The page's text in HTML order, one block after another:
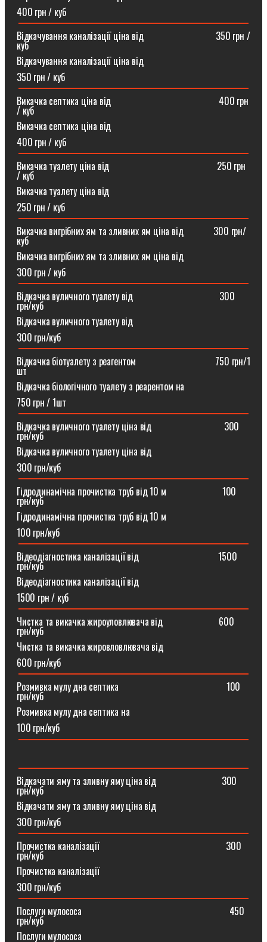
400 грн / куб
Відкачування каналізації ціна від ⠀⠀⠀⠀⠀⠀⠀⠀⠀⠀350 грн /
куб
Відкачування каналізації ціна від
350 грн / куб
Викачка септика ціна від ⠀⠀⠀⠀⠀⠀⠀⠀⠀⠀⠀⠀⠀⠀⠀400 грн
/ куб
Викачка септика ціна від
400 грн / куб
Викачка туалету ціна від ⠀⠀⠀⠀⠀⠀⠀⠀⠀⠀⠀⠀⠀⠀⠀250 грн
/ куб⠀
Викачка туалету ціна від
250 грн / куб
Викачка вигрібних ям та зливних ям ціна від ⠀⠀⠀⠀300 грн/
куб
Викачка вигрібних ям та зливних ям ціна від
300 грн / куб
Відкачка вуличного туалету від ⠀⠀⠀⠀⠀⠀⠀⠀⠀⠀⠀⠀300
грн/куб
Відкачка вуличного туалету від
300 грн/куб
Відкачка біотуалету з реагентом ⠀⠀⠀⠀⠀⠀⠀⠀⠀⠀⠀750 грн/1
шт
Відкачка біологічного туалету з реарентом на
750 грн / 1шт
Відкачка вуличного туалету ціна від ⠀⠀⠀⠀⠀⠀⠀⠀⠀⠀300
грн/куб
Відкачка вуличного туалету ціна від
300 грн/куб
Гідродинамічна прочистка труб від 10 м⠀⠀⠀⠀⠀⠀⠀⠀100
грн/куб
Гідродинамічна прочистка труб від 10 м
100 грн/куб
Відеодіагностика каналізації від ⠀⠀⠀⠀⠀⠀⠀⠀⠀⠀⠀1500
грн/куб
Відеодіагностика каналізації від
1500 грн / куб
Чистка та викачка жироуловлювача від⠀⠀⠀⠀⠀⠀⠀⠀600
грн/куб
Чистка та викачка жировловлювача від
600 грн/куб
Розмивка мулу дна септика ⠀⠀⠀⠀⠀⠀⠀⠀⠀⠀⠀⠀⠀⠀⠀100
грн/куб
Розмивка мулу дна септика на
100 грн/куб
Відкачати яму та зливну яму ціна від ⠀⠀⠀⠀⠀⠀⠀⠀⠀300
грн/куб
Відкачати яму та зливну яму ціна від
300 грн/куб
Прочистка каналізації⠀⠀⠀⠀⠀⠀⠀⠀⠀⠀⠀⠀⠀⠀⠀⠀⠀⠀300
грн/куб
Прочистка каналізації
300 грн/куб
Послуги мулососа⠀⠀⠀⠀⠀⠀⠀⠀⠀⠀⠀⠀⠀⠀⠀⠀⠀⠀⠀⠀⠀450
грн/куб
Послуги мулососа